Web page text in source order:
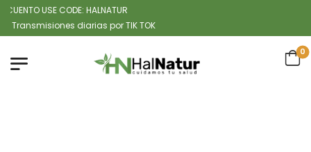
USE CODE: HALNATUR
diarias por TIK TOK
0